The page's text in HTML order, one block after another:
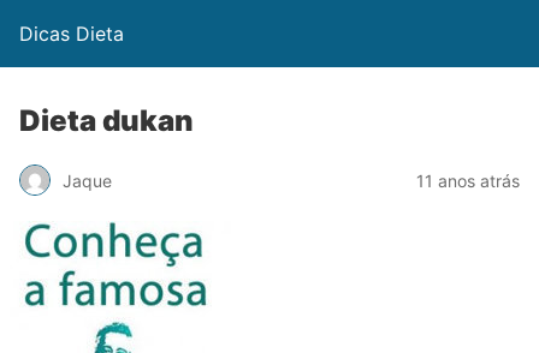
Dicas Dieta
Dieta dukan
Jaque 11 anos atrás